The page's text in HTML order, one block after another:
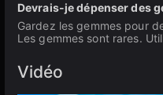
Devrais-je dépenser des
Gardez les gemmes pour
Les gemmes sont rares.
Vidéo